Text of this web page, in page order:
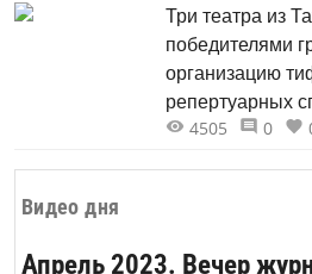
Видео дня
Апрель 2023. Вечер
Три театра из
победителями
организацию
репертуарных
программы
4505 0